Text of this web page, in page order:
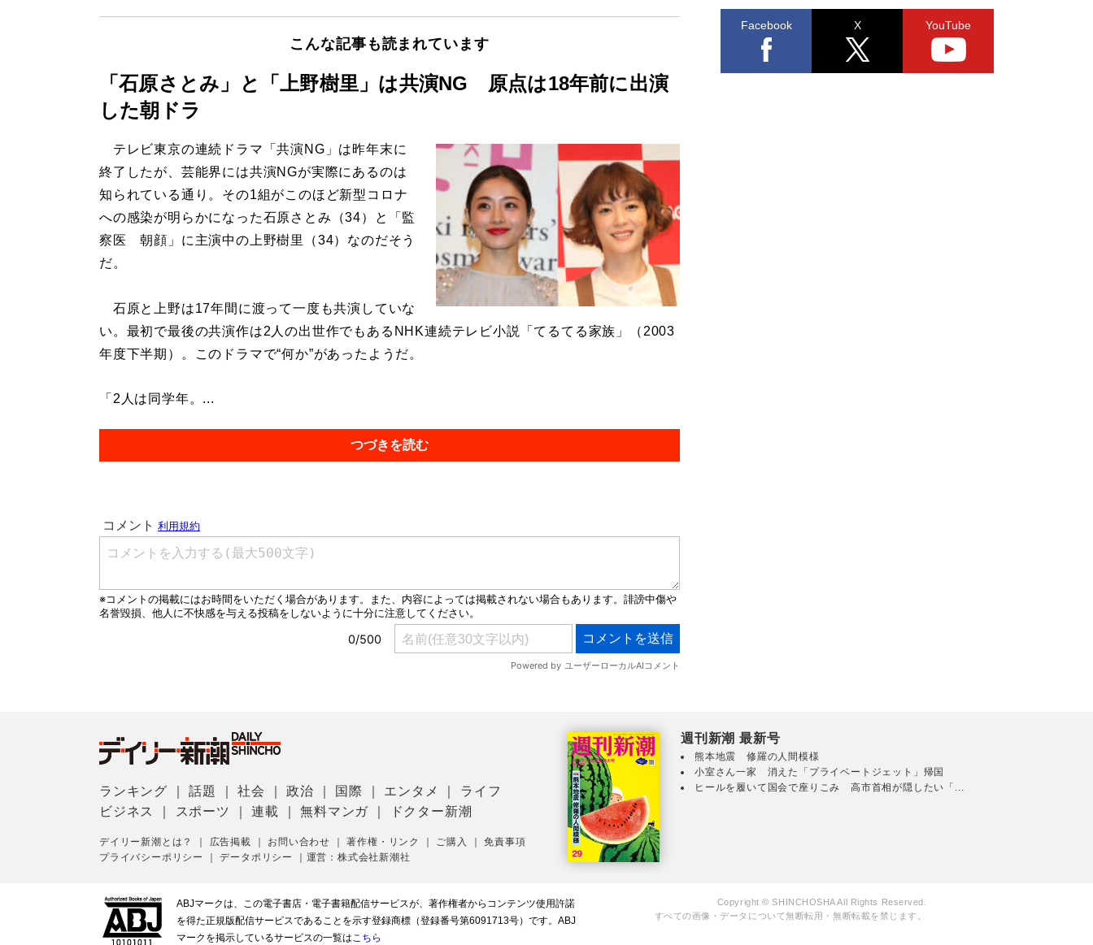
こんな記事も読まれています
「石原さとみ」と「上野樹里」は共演NG 原点は18年前に出演
した朝ドラ
テレビ東京の連続ドラマ「共演NG」は昨年末に
終了したが、芸能界には共演NGが実際にあるのは
知られている通り。その1組がこのほど新型コロナ
への感染が明らかになった石原さとみ（34）と「監
察医 朝顔」に主演中の上野樹里（34）なのだそう
だ。
石原と上野は17年間に渡って一度も共演していな
い。最初で最後の共演作は2人の出世作でもあるNHK連続テレビ小説「てるてる家族」（2003
年度下半期）。このドラマで“何か”があったようだ。
「2人は同学年。...
つづきを読む
Facebook X YouTube
ランキング ｜話題 ｜社会 ｜政治 国際 エンタメ
ライフ
ビジネス
スポーツ ｜連載 ｜無料マンガ ドクター新潮
デイリー新潮とは？ 広告掲載 お問い合わせ ｜著作権・リンク ご購入 ｜免責事項
プライバシーポリシー
｜データポリシー 運営：株式会社新潮社
週刊新潮 最新号
熊本地震 修羅の人間模様
小室さん一家 消えた「プライベートジェット」帰国
ヒールを履いて国会で座りこみ 高市首相が隠したい「...
ABJマークは、この電子書店・電子書籍配信サービスが、著作権者からコンテンツ使用許諾
を得た正規版配信サービスであることを示す登録商標（登録番号第6091713号）です。ABJ
マークを掲示しているサービスの一覧は こちら
Copyright © SHINCHOSHA All Rights Reserved.
すべての画像・データについて無断転用・無断転載を禁じます。